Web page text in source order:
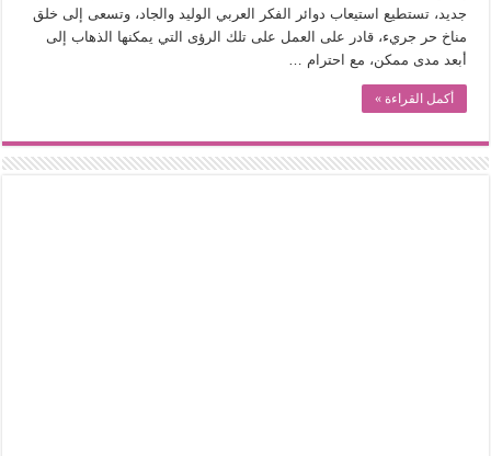
الطعام في الحضارة الإسلامية.. تاريخ يُقرأ بالنكهات
يوم شاهدت زينات صدقي على المسرح وسرحت!
جديد، تستطيع استيعاب دوائر الفكر العربي الوليد والجاد، وتسعى إلى خلق
مناخ حر جريء، قادر على العمل على تلك الرؤى التي يمكنها الذهاب إلى
أبعد مدى ممكن، مع احترام …
أكمل القراءة »